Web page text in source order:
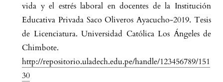
vida y el estrés laboral en docentes de la Institución
Educativa Privada Saco Oliveros Ayacucho-2019. Tesis
de Licenciatura. Universidad Católica Los Ángeles de
Chimbote.
http://repositorio.uladech.edu.pe/handle/123456789/151
30